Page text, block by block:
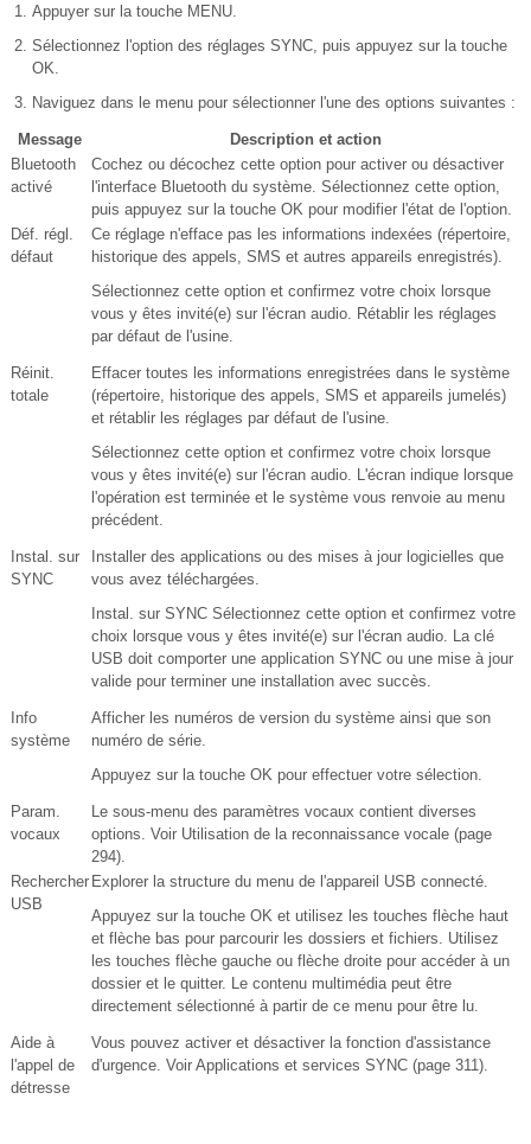
Appuyer sur la touche MENU.
Sélectionnez l'option des réglages SYNC, puis appuyez sur la touche
OK.
Naviguez dans le menu pour sélectionner l'une des options suivantes :
Message
Description et action
Bluetooth
activé
Cochez ou décochez cette option pour activer ou désactiver
l'interface Bluetooth du système. Sélectionnez cette option,
puis appuyez sur la touche OK pour modifier l'état de l'option.
Déf. régl.
défaut
Ce réglage n'efface pas les informations indexées (répertoire,
historique des appels, SMS et autres appareils enregistrés).
Sélectionnez cette option et confirmez votre choix lorsque
vous y êtes invité(e) sur l'écran audio. Rétablir les réglages
par défaut de l'usine.
Réinit.
totale
Effacer toutes les informations enregistrées dans le système
(répertoire, historique des appels, SMS et appareils jumelés)
et rétablir les réglages par défaut de l'usine.
Sélectionnez cette option et confirmez votre choix lorsque
vous y êtes invité(e) sur l'écran audio. L'écran indique lorsque
l'opération est terminée et le système vous renvoie au menu
précédent.
Instal. sur
SYNC
Installer des applications ou des mises à jour logicielles que
vous avez téléchargées.
Instal. sur SYNC Sélectionnez cette option et confirmez votre
choix lorsque vous y êtes invité(e) sur l'écran audio. La clé
USB doit comporter une application SYNC ou une mise à jour
valide pour terminer une installation avec succès.
Info
système
Afficher les numéros de version du système ainsi que son
numéro de série.
Appuyez sur la touche OK pour effectuer votre sélection.
Param.
vocaux
Le sous-menu des paramètres vocaux contient diverses
options. Voir Utilisation de la reconnaissance vocale (page
294).
Rechercher
USB
Explorer la structure du menu de l'appareil USB connecté.
Appuyez sur la touche OK et utilisez les touches flèche haut
et flèche bas pour parcourir les dossiers et fichiers. Utilisez
les touches flèche gauche ou flèche droite pour accéder à un
dossier et le quitter. Le contenu multimédia peut être
directement sélectionné à partir de ce menu pour être lu.
Aide à
l'appel de
détresse
Vous pouvez activer et désactiver la fonction d'assistance
d'urgence. Voir Applications et services SYNC (page 311).